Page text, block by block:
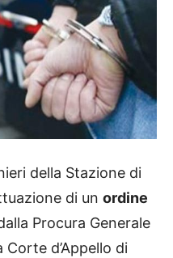
della Stazione di
di un ordine
Procura Generale
Corte d’Appello di